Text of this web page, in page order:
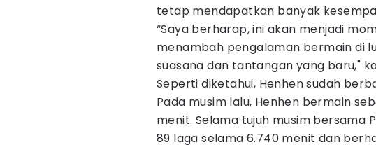
tetap mendapatkan banyak
“Saya berharap, ini akan menjadi
menambah pengalaman bermain di
suasana dan tantangan yang baru,"
Seperti diketahui, Henhen sudah
Pada musim lalu, Henhen bermain
menit. Selama tujuh musim bersama
89 laga selama 6.740 menit dan